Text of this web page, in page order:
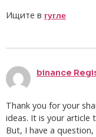
Ищите в гугле
binance
Thank you for your
ideas. It is your article
But, I have a question,